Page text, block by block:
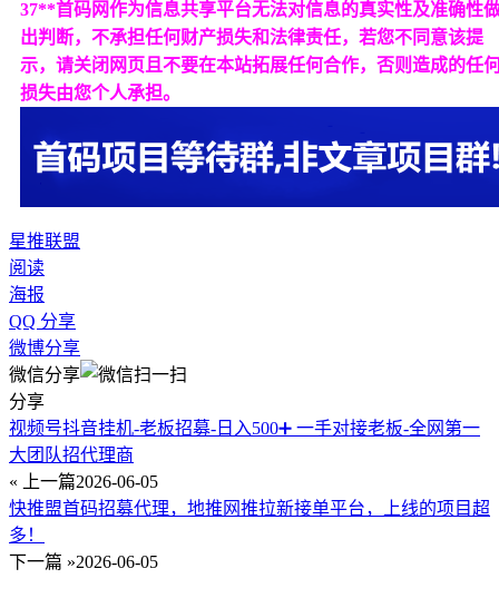
37**首码网作为信息共享平台无法对信息的真实性及准确性
出判断，不承担任何财产损失和法律责任，若您不同意该提
示，请关闭网页且不要在本站拓展任何合作，否则造成的任
损失由您个人承担。
星推联盟
阅读
海报
QQ 分享
微博分享
微信分享
分享
视频号抖音挂机-老板招募-日入500➕ 一手对接老板-全网第一
大团队招代理商
« 上一篇2026-06-05
快推盟首码招募代理，地推网推拉新接单平台，上线的项目超
多！
下一篇 »2026-06-05